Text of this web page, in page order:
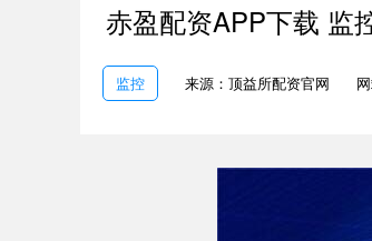
赤盈配资APP下载 监
监控 来源：顶益所配资官网